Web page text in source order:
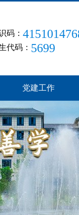
码：
代码： 5699
党建工作